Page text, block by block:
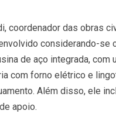
coordenador das obras
considerando-se
de aço integrada,
com forno elétrico e
Além disso, ele
apoio.